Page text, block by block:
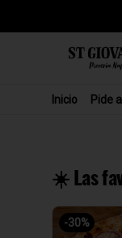
Inicio Pide
☀️ Las
-30%